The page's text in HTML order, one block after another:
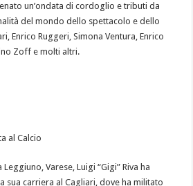
un’ondata di cordoglio e tributi da
del mondo dello spettacolo e dello
Enrico Ruggeri, Simona Ventura, Enrico
Zoff e molti altri.
al Calcio
Varese, Luigi “Gigi” Riva ha
sua carriera al Cagliari, dove ha militato